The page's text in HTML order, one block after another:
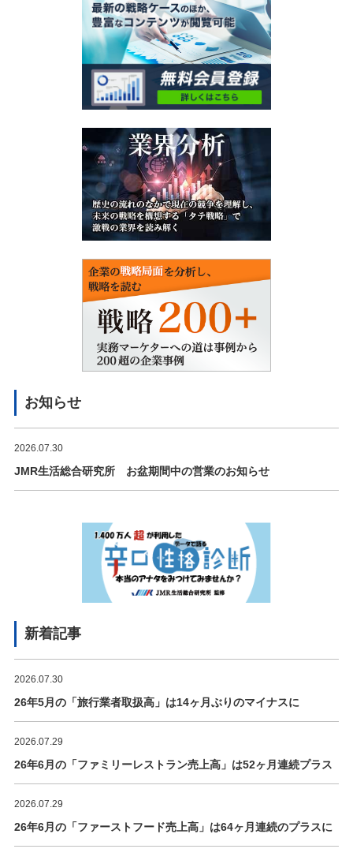
お知らせ
2026.07.30
JMR生活総合研究所 お盆期間中の営業のお知らせ
新着記事
2026.07.30
26年5月の「旅行業者取扱高」は14ヶ月ぶりのマイナスに
2026.07.29
26年6月の「ファミリーレストラン売上高」は52ヶ月連続プラス
2026.07.29
26年6月の「ファーストフード売上高」は64ヶ月連続のプラスに